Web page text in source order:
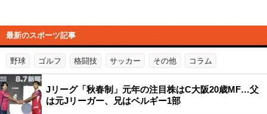
最新のスポーツ記事
野球 ゴルフ 格闘技 サッカー その他 コラム
Jリーグ「秋春制」元年の注目株はC大阪20歳MF…父
は元Jリーガー、兄はベルギー1部